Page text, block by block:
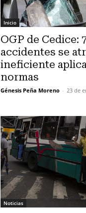
Inicio
OGP de Cedice:
accidentes se
ineficiente
normas
Génesis Peña Moreno - 23 de
Noticias